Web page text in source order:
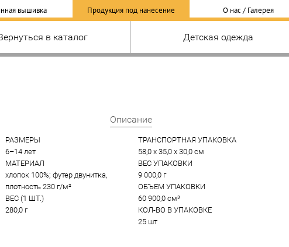
вышивка Продукция под нанесение О нас / Галерея
в каталог Детская одежда
Описание
РАЗМЕРЫ
6–14 лет
МАТЕРИАЛ
хлопок 100%; футер двунитка,
плотность 230 г/м²
ВЕС (1 ШТ.)
280,0 г
ТРАНСПОРТНАЯ УПАКОВКА
58,0 x 35,0 x 30,0 см
ВЕС УПАКОВКИ
9 000,0 г
ОБЪЕМ УПАКОВКИ
60 900,0 см³
КОЛ-ВО В УПАКОВКЕ
25 шт